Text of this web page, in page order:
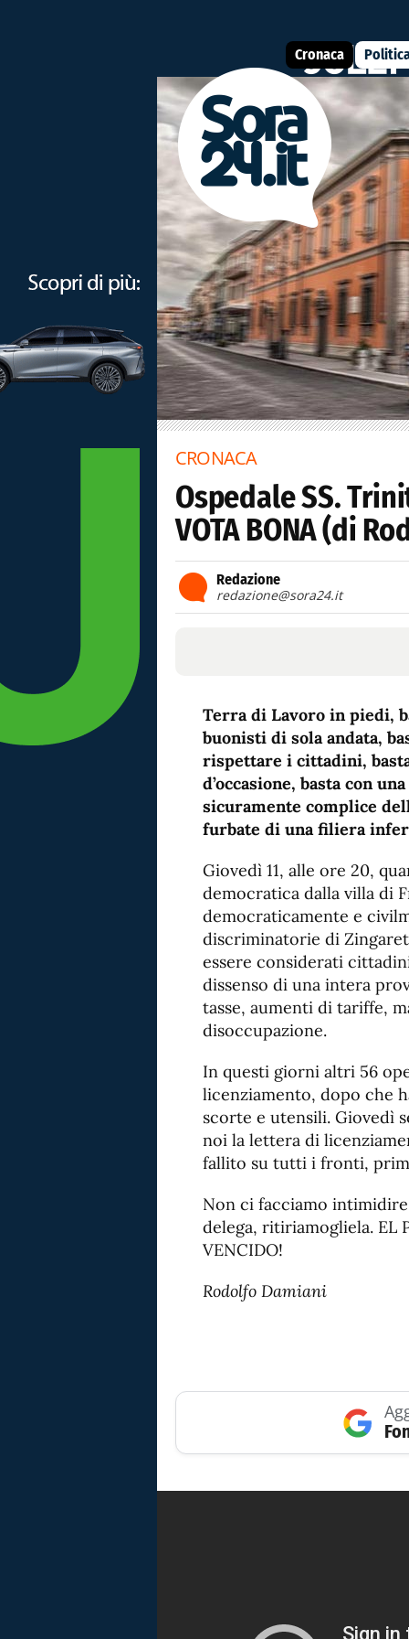
Cronaca
CRONACA
Ospedale SS.
VOTA BONA (di
Redazione
redazione@sora24.it
Terra di Lavoro in piedi,
buonisti di sola andata,
rispettare i cittadini,
d’occasione, basta con
sicuramente complice
furbate di una filiera
Giovedì 11, alle ore 20,
democratica dalla villa di
democraticamente e
discriminatorie di
essere considerati
dissenso di una intera
tasse, aumenti di tariffe,
disoccupazione.
In questi giorni altri 56
licenziamento, dopo che
scorte e utensili. Giovedì
noi la lettera di
fallito su tutti i fronti,
Non ci facciamo
delega, ritiriamogliela. EL
VENCIDO!
Rodolfo Damiani